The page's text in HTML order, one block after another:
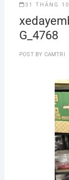
31 THÁNG
G_4768
POST BY CAMTRI